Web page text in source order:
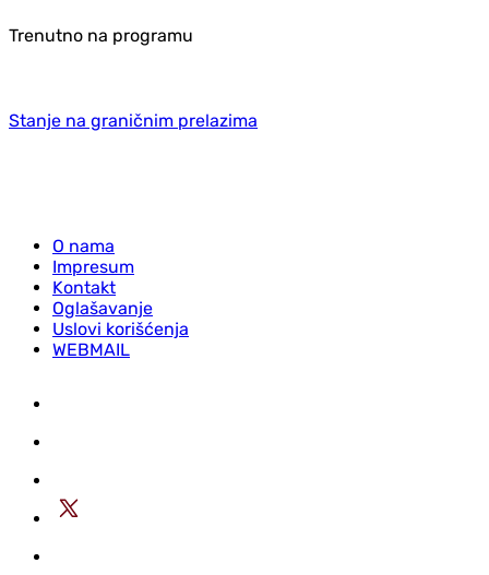
Trenutno na programu
Stanje na graničnim prelazima
O nama
Impresum
Kontakt
Oglašavanje
Uslovi korišćenja
WEBMAIL